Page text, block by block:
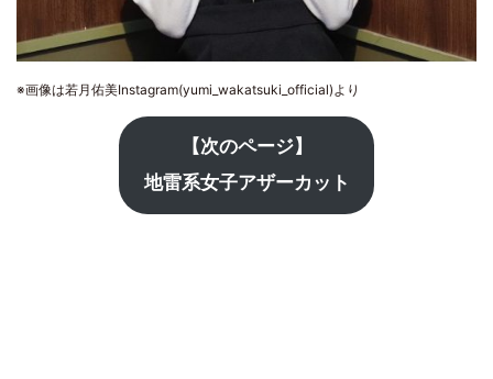
※画像は若月佑美Instagram(yumi_wakatsuki_official)より
【次のページ】
地雷系女子アザーカット